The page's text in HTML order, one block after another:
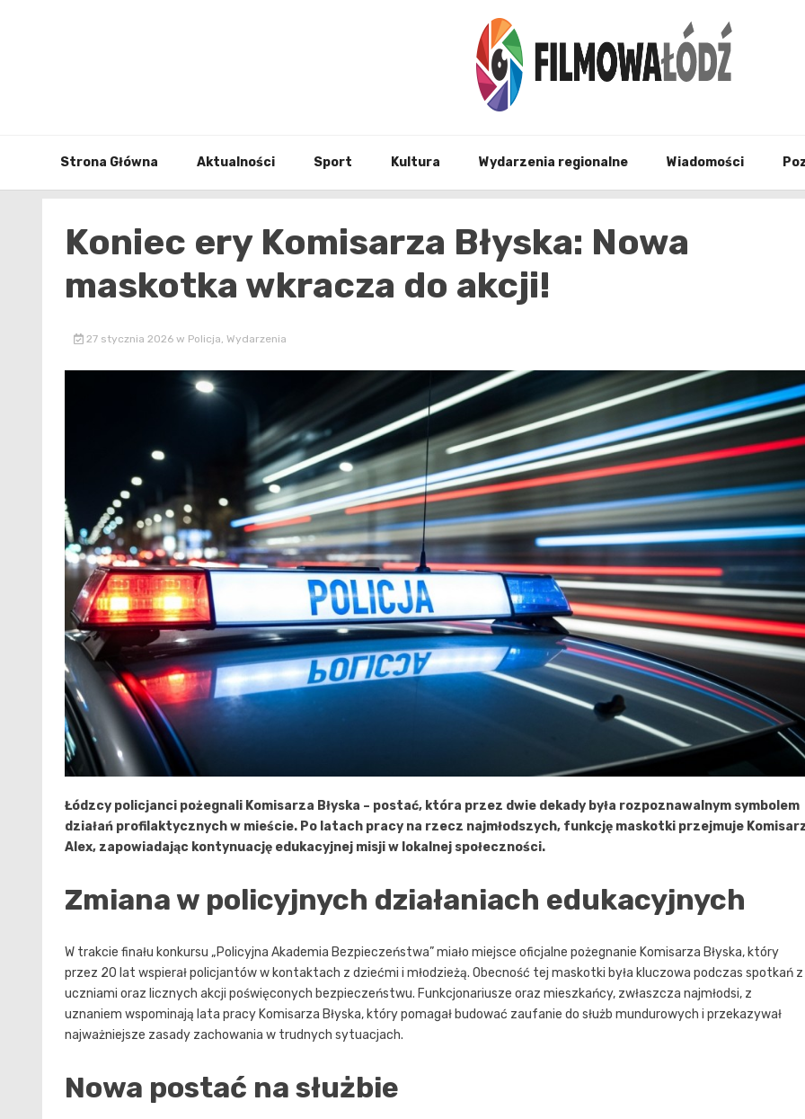
Strona Główna Aktualności Sport Kultura Wydarzenia regionalne Wiadomości
Koniec ery Komisarza Błyska: Nowa
maskotka wkracza do akcji!
27 stycznia 2026 w Policja, Wydarzenia
Łódzcy policjanci pożegnali Komisarza Błyska – postać, która przez dwie dekady była rozpoznawalnym symbolem
działań profilaktycznych w mieście. Po latach pracy na rzecz najmłodszych, funkcję maskotki przejmuje
Alex, zapowiadając kontynuację edukacyjnej misji w lokalnej społeczności.
Zmiana w policyjnych działaniach edukacyjnych
W trakcie finału konkursu „Policyjna Akademia Bezpieczeństwa” miało miejsce oficjalne pożegnanie Komisarza Błyska, który
przez 20 lat wspierał policjantów w kontaktach z dziećmi i młodzieżą. Obecność tej maskotki była kluczowa podczas spotkań z
uczniami oraz licznych akcji poświęconych bezpieczeństwu. Funkcjonariusze oraz mieszkańcy, zwłaszcza najmłodsi, z
uznaniem wspominają lata pracy Komisarza Błyska, który pomagał budować zaufanie do służb mundurowych i przekazywał
najważniejsze zasady zachowania w trudnych sytuacjach.
Nowa postać na służbie